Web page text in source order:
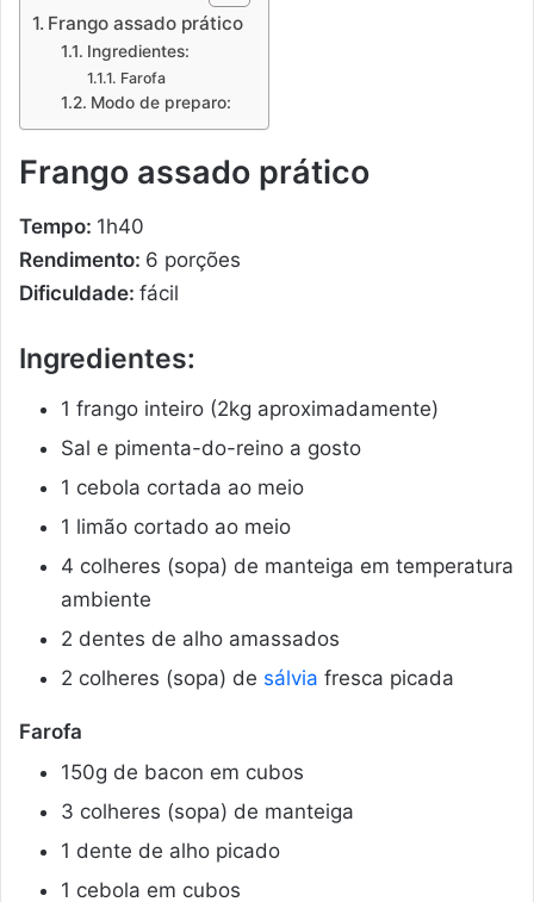
Frango assado prático
Ingredientes:
Farofa
Modo de preparo:
Frango assado prático
Tempo: 1h40
Rendimento: 6 porções
Dificuldade: fácil
Ingredientes:
1 frango inteiro (2kg aproximadamente)
Sal e pimenta-do-reino a gosto
1 cebola cortada ao meio
1 limão cortado ao meio
4 colheres (sopa) de manteiga em temperatura
ambiente
2 dentes de alho amassados
2 colheres (sopa) de sálvia fresca picada
Farofa
150g de bacon em cubos
3 colheres (sopa) de manteiga
1 dente de alho picado
1 cebola em cubos